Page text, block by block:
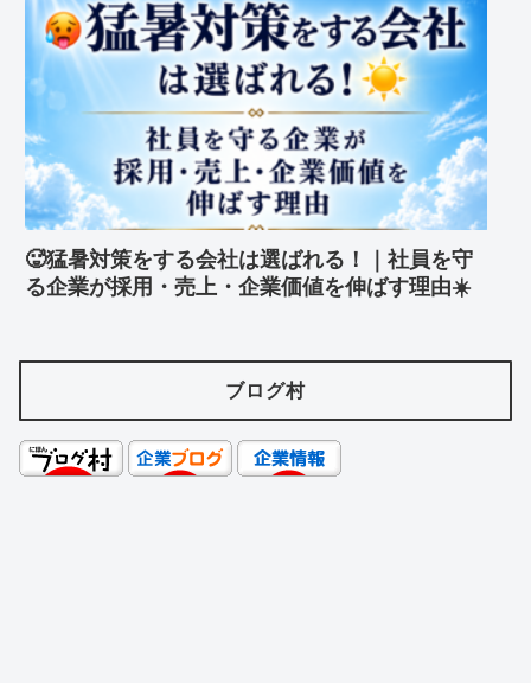
🥵猛暑対策をする会社は選ばれる！｜社員を守
る企業が採用・売上・企業価値を伸ばす理由☀️
ブログ村